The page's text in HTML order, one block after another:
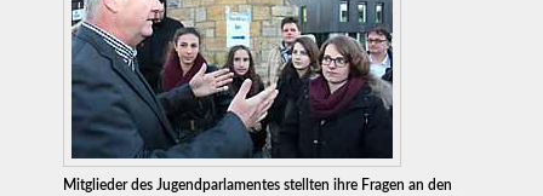
Mitglieder des Jugendparlamentes stellten ihre Fragen an den